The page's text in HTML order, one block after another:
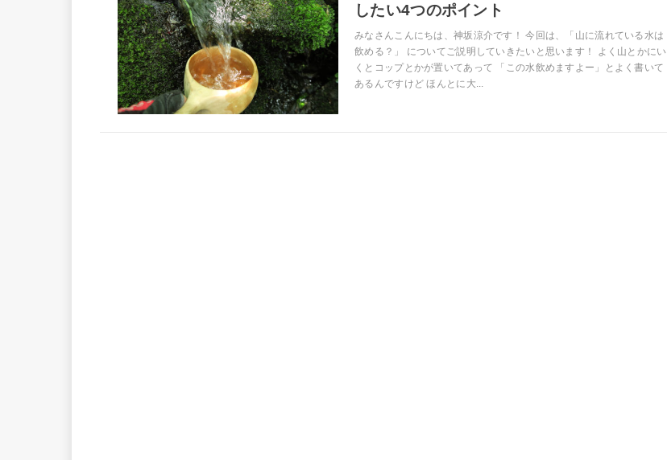
したい4つのポイント
みなさんこんにちは、神坂涼介です！ 今回は、「山に流れている水は
飲める？」 についてご説明していきたいと思います！ よく山とかにい
くとコップとかが置いてあって 「この水飲めますよー」とよく書いて
あるんですけど ほんとに大...